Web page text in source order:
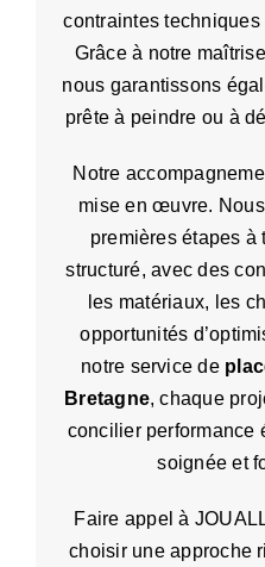
contraintes
Grâce à notre
nous garantissons
prête à peindre ou à
Notre
mise en œuvre.
premières étapes à
structuré, avec des
les matériaux, les
opportunités
notre service de
Bretagne, chaque
concilier performance
soignée et
Faire appel à
choisir une approche